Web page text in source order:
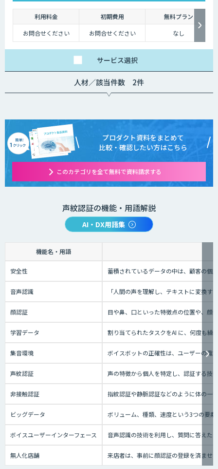
利用料金 初期費用
無料プラン
お問合せください
お問合せください なし
サービス選択
人材／該当件数 2件
プロダクト資料をまとめて
比較・確認したい方はこちら
このカテゴリを全て無料で資料請求する
声紋認証の機能・用語解説
AI・DX用語集
機能名・用語
安全性 蓄積されているデータの中は、顧客の個
音声認識 「人間の声を理解し、テキストに変換
顔認証 目や鼻、口といった特徴点の位置や、顔
学習データ 割り当てられたタスクをAI に、何度も繰
集音環境 ボイスボットの正確性は、ユーザーの電
声紋認証 声の特徴から個人を特定し、認証する技
非接触認証 指紋認証や静脈認証などのように体の一
ビッグデータ ボリューム、種類、速度という3つの要
ボイスユーザーインターフェース 音声認識の技術を利用し、質問に答えた
無人化店舗 来店者は、事前に顔認証の登録を済ませ